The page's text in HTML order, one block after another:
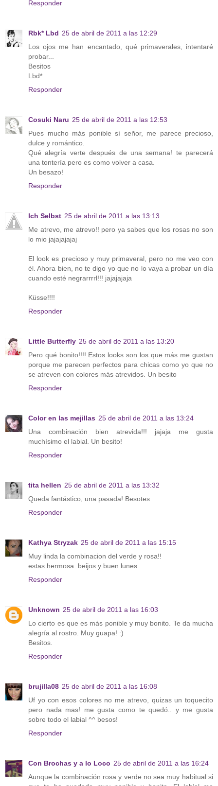
Responder
Rbk* Lbd 25 de abril de 2011 a las 12:29
Los ojos me han encantado, qué primaverales, intentaré
probar...
Besitos
Lbd*
Responder
Cosuki Naru 25 de abril de 2011 a las 12:53
Pues mucho más ponible sí señor, me parece precioso,
dulce y romántico.
Qué alegría verte después de una semana! te parecerá
una tontería pero es como volver a casa.
Un besazo!
Responder
Ich Selbst 25 de abril de 2011 a las 13:13
Me atrevo, me atrevo!! pero ya sabes que los rosas no son
lo mio jajajajajaj
El look es precioso y muy primaveral, pero no me veo con
él. Ahora bien, no te digo yo que no lo vaya a probar un día
cuando esté negrarrrrl!!! jajajajaja
Küsse!!!!
Responder
Little Butterfly 25 de abril de 2011 a las 13:20
Pero qué bonito!!!! Estos looks son los que más me gustan
porque me parecen perfectos para chicas como yo que no
se atreven con colores más atrevidos. Un besito
Responder
Color en las mejillas 25 de abril de 2011 a las 13:24
Una combinación bien atrevida!!! jajaja me gusta
muchísimo el labial. Un besito!
Responder
tita hellen 25 de abril de 2011 a las 13:32
Queda fantástico, una pasada! Besotes
Responder
Kathya Stryzak 25 de abril de 2011 a las 15:15
Muy linda la combinacion del verde y rosa!!
estas hermosa..beijos y buen lunes
Responder
Unknown 25 de abril de 2011 a las 16:03
Lo cierto es que es más ponible y muy bonito. Te da mucha
alegría al rostro. Muy guapa! :)
Besitos.
Responder
brujilla08 25 de abril de 2011 a las 16:08
Uf yo con esos colores no me atrevo, quizas un toquecito
pero nada mas! me gusta como te quedó.. y me gusta
sobre todo el labial ^^ besos!
Responder
Con Brochas y a lo Loco 25 de abril de 2011 a las 16:24
Aunque la combinación rosa y verde no sea muy habitual si